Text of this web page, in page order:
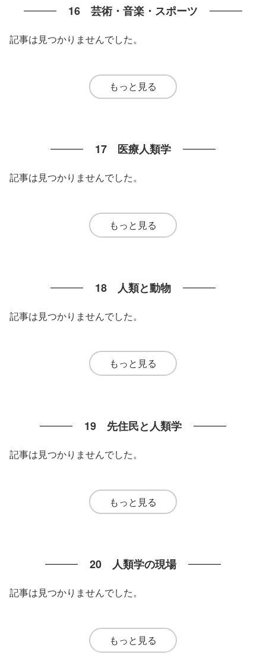
16 芸術・音楽・スポーツ
記事は見つかりませんでした。
もっと見る
17 医療人類学
記事は見つかりませんでした。
もっと見る
18 人類と動物
記事は見つかりませんでした。
もっと見る
19 先住民と人類学
記事は見つかりませんでした。
もっと見る
20 人類学の現場
記事は見つかりませんでした。
もっと見る